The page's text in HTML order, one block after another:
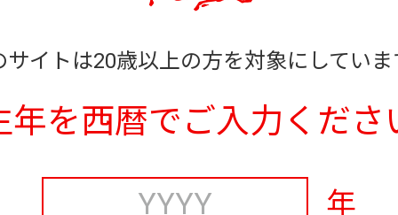
サイトは20歳以上の方を対象にしていま
年を西暦でご入力くださ
年